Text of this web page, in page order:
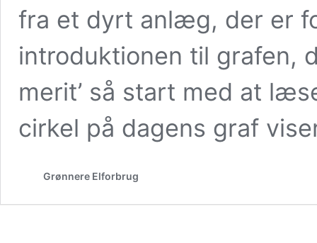
fra et dyrt anlæg, der er
introduktionen til grafen,
merit’ så start med at
cirkel på dagens graf
Grønnere Elforbrug